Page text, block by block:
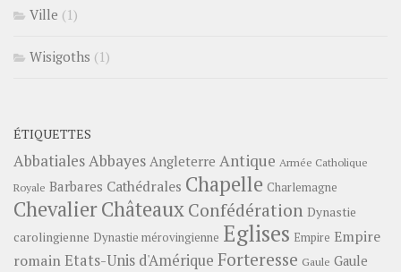
Ville (1)
Wisigoths (1)
ÉTIQUETTES
Abbatiales Abbayes Angleterre Antique Armée Catholique
Royale Barbares Cathédrales Chapelle Charlemagne
ChevalierChâteauxConfédération Dynastie
carolingienne Dynastie mérovingienne Eglises Empire Empire
romainEtats-Unis d'Amérique Forteresse Gaule Gaule